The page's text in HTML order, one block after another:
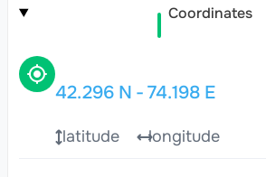
Coordinates
42.296 N - 74.198 E
latitude longitude